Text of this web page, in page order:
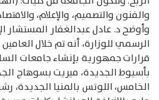
والفنون والتصميم، والإعلام،
وأوضح د. عادل عبدالغفار المستشار
الرسمي للوزارة، أنه تم خلال
قرارات جمهورية بإنشاء جامعات
بأسيوط الجديدة، ميريت بسوهاج